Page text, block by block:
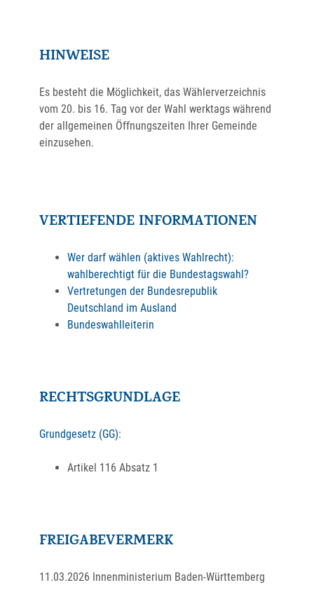
HINWEISE
Es besteht die Möglichkeit, das Wählerverzeichnis
vom 20. bis 16. Tag vor der Wahl werktags während
der allgemeinen Öffnungszeiten Ihrer Gemeinde
einzusehen.
VERTIEFENDE INFORMATIONEN
Wer darf wählen (aktives Wahlrecht):
wahlberechtigt für die Bundestagswahl?
Vertretungen der Bundesrepublik
Deutschland im Ausland
Bundeswahlleiterin
RECHTSGRUNDLAGE
Grundgesetz (GG):
Artikel 116 Absatz 1
FREIGABEVERMERK
11.03.2026 Innenministerium Baden-Württemberg